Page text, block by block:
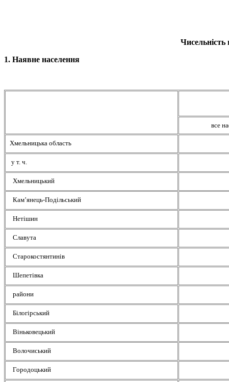
1. Наявне населення
все
Хмельницька область
у т. ч.
Хмельницький
Кам’янець-Подільський
Нетішин
Славута
Старокостянтинів
Шепетівка
райони
Білогірський
Віньковецький
Волочиський
Городоцький